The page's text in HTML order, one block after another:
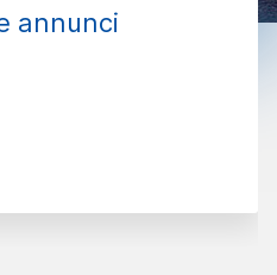
annunci